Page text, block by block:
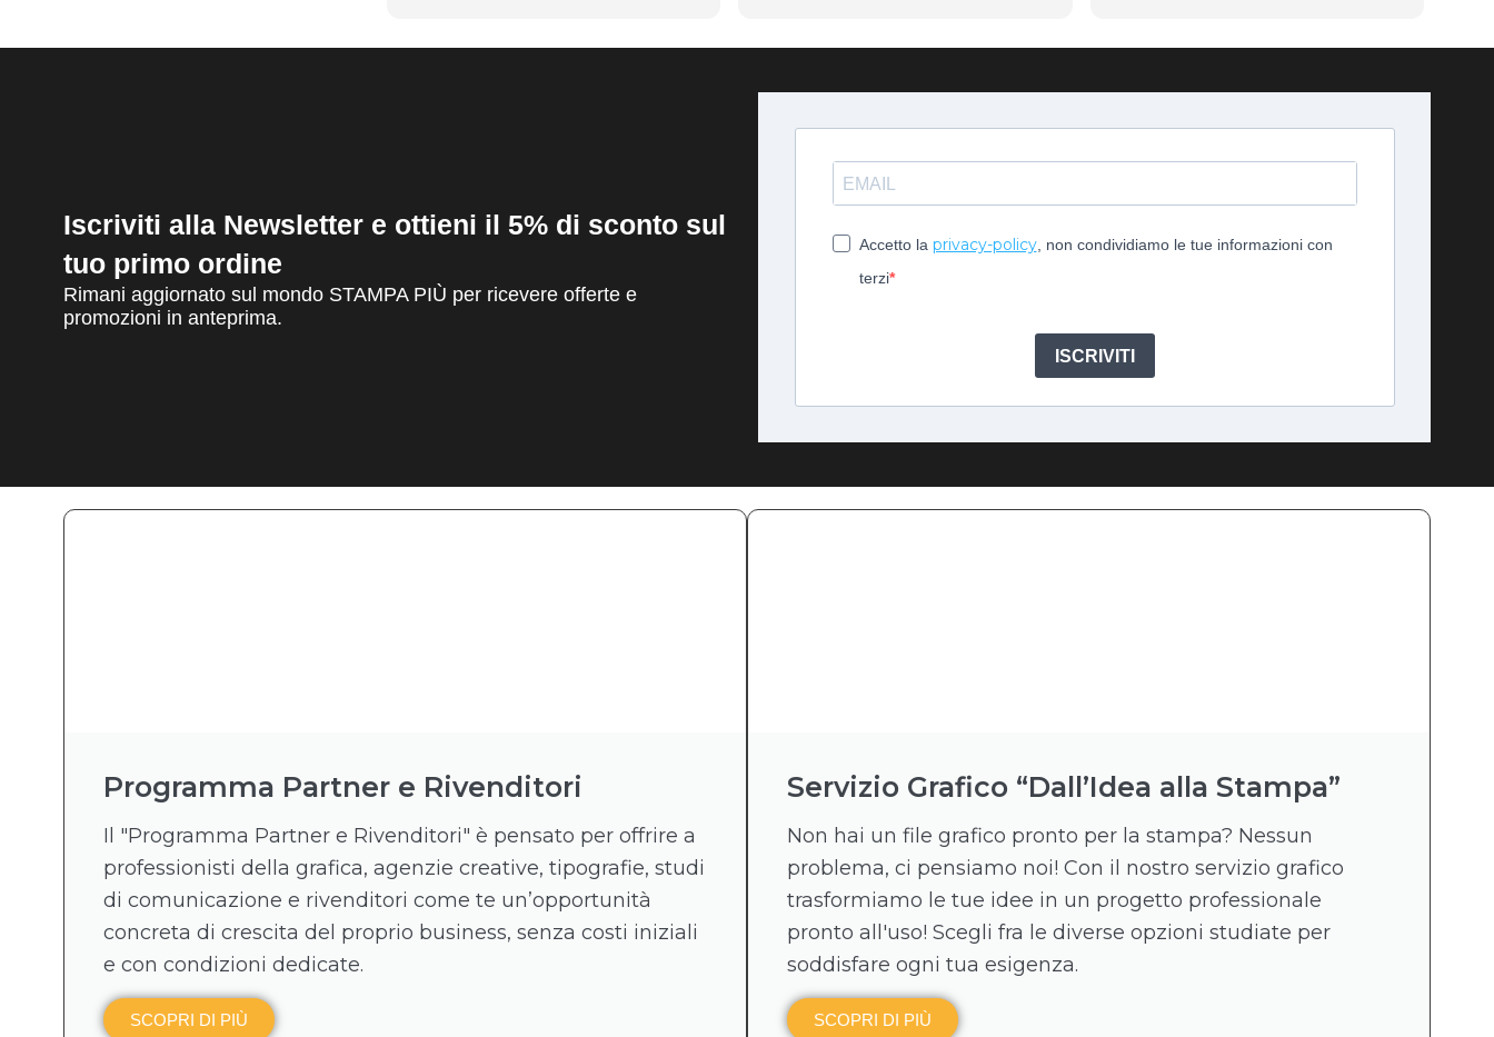
Iscriviti alla Newsletter e ottieni il 5% di sconto sul
tuo primo ordine
Rimani aggiornato sul mondo STAMPA PIÙ per ricevere offerte e
promozioni in anteprima.
Accetto la privacy-policy, non condividiamo le tue informazioni con
terzi
ISCRIVITI
Programma Partner e Rivenditori
Il "Programma Partner e Rivenditori" è pensato per offrire a
professionisti della grafica, agenzie creative, tipografie, studi
di comunicazione e rivenditori come te un’opportunità
concreta di crescita del proprio business, senza costi iniziali
e con condizioni dedicate.
SCOPRI DI PIÙ
Servizio Grafico “Dall’Idea alla Stampa”
Non hai un file grafico pronto per la stampa? Nessun
problema, ci pensiamo noi! Con il nostro servizio grafico
trasformiamo le tue idee in un progetto professionale
pronto all'uso! Scegli fra le diverse opzioni studiate per
soddisfare ogni tua esigenza.
SCOPRI DI PIÙ